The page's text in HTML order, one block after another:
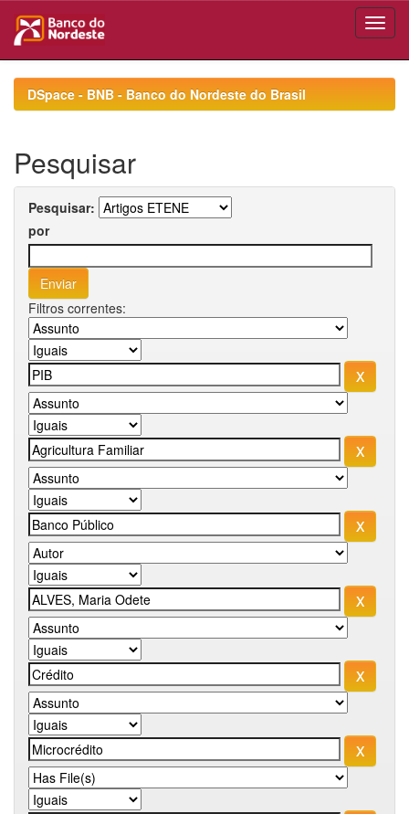
navigationDSpace - BNB - Banco do Nordeste do Brasil
Pesquisar
Pesquisar:
por
Filtros correntes: